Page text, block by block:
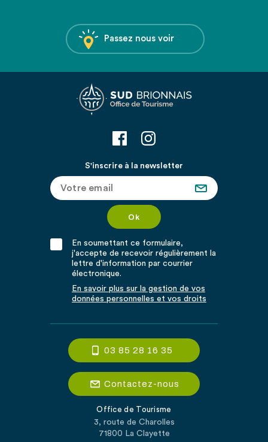
Passez nous voir
S'inscrire à la newsletter
En soumettant ce formulaire,
j'accepte de recevoir régulièrement la
lettre d'information par courrier
électronique.
En savoir plus sur la gestion de vos
données personnelles et vos droits
03 85 28 16 35
Contactez-nous
Office de Tourisme
3, route de Charolles
71800 La Clayette